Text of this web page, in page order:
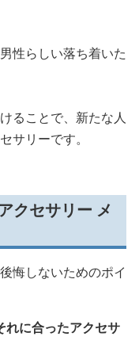
性らしい落ち着いた
ることで、新たな人
サリーです。
クセサリー メ
悔しないためのポイ
れに合ったアクセサ